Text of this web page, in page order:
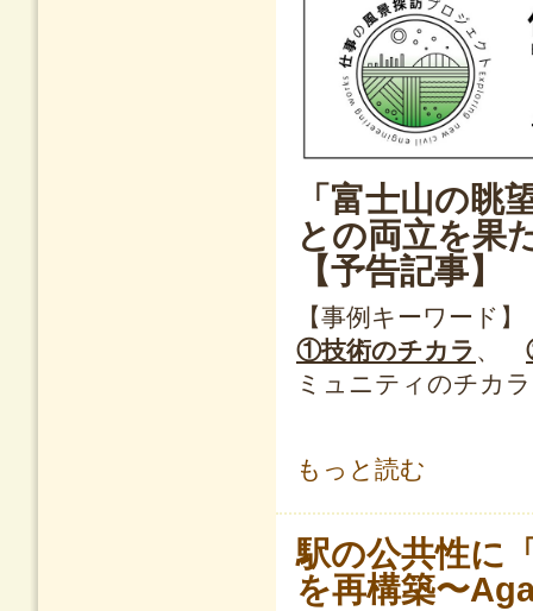
「富士山の
との両立を果
【予告記事】
【事例キーワード】
①技術のチカラ 、
ミュニティのチカ
仕事の風景探訪プロジェクト ニュ
もっと読む
駅の公共性に
を再構築〜